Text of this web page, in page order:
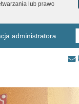
lub prawo
administratora